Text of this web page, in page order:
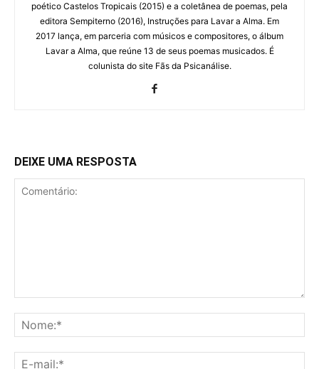
poético Castelos Tropicais (2015) e a coletânea de poemas, pela
editora Sempiterno (2016), Instruções para Lavar a Alma. Em
2017 lança, em parceria com músicos e compositores, o álbum
Lavar a Alma, que reúne 13 de seus poemas musicados. É
colunista do site Fãs da Psicanálise.
DEIXE UMA RESPOSTA